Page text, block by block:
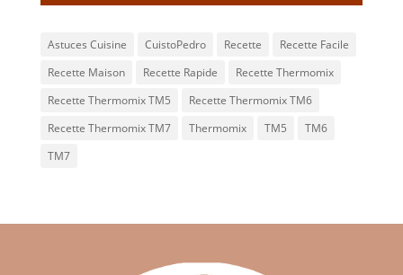
Astuces Cuisine CuistoPedro Recette
Recette Facile
Recette Maison
Recette Rapide
Recette Thermomix
Recette Thermomix TM5
Recette Thermomix TM6
Recette Thermomix TM7
Thermomix TM5
TM6
TM7